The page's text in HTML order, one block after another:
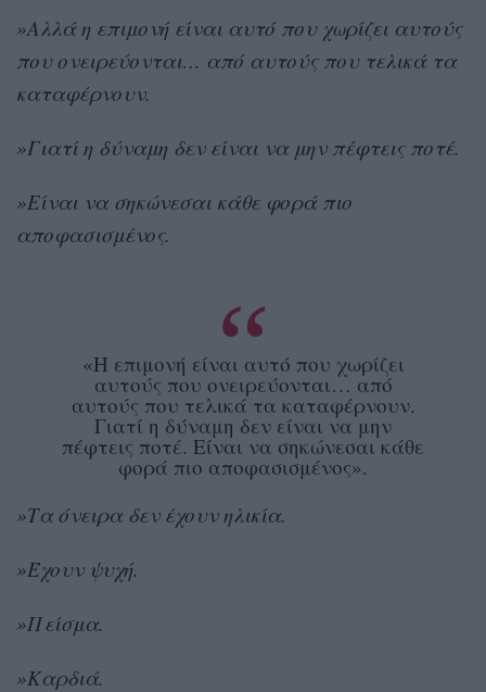
»Αλλά η επιμονή είναι αυτό που χωρίζει αυτούς
που ονειρεύονται… από αυτούς που τελικά τα
καταφέρνουν.
»Γιατί η δύναμη δεν είναι να μην πέφτεις ποτέ.
»Είναι να σηκώνεσαι κάθε φορά πιο
αποφασισμένος.
«Η επιμονή είναι αυτό που χωρίζει
αυτούς που ονειρεύονται… από
αυτούς που τελικά τα καταφέρνουν.
Γιατί η δύναμη δεν είναι να μην
πέφτεις ποτέ. Είναι να σηκώνεσαι κάθε
φορά πιο αποφασισμένος».
»Τα όνειρα δεν έχουν ηλικία.
»Έχουν ψυχή.
»Πείσμα.
»Καρδιά.